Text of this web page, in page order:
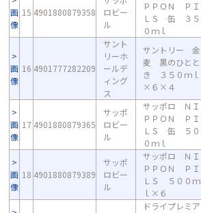
画
像
15 4901880879358
ロビー
ル
ＰＰＯＮ ＰＩ
ＬＳ 缶 ３５
０ｍｌ
画
像
16 4901777282209
サント
リーホ
ールデ
ィング
ス
サントリー 金
麦 黒のひとと
き ３５０ｍｌ
×６×４
画
像
17 4901880879365
サッポ
ロビー
ル
サッポロ ＮＩ
ＰＰＯＮ ＰＩ
ＬＳ 缶 ５０
０ｍｌ
画
像
18 4901880879389
サッポ
ロビー
ル
サッポロ ＮＩ
ＰＰＯＮ ＰＩ
ＬＳ ５００ｍ
ｌ×６
ドライプレミア